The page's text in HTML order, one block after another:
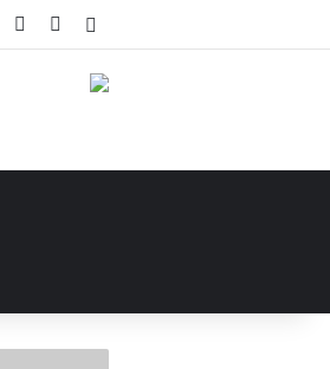
You TubeInstagramWhatsApp